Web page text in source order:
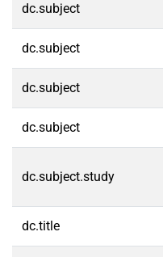
dc.subject
dc.subject
dc.subject
dc.subject
dc.subject.study
dc.title